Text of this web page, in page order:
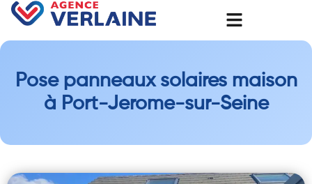
Pose panneaux solaires maison
à Port-Jerome-sur-Seine